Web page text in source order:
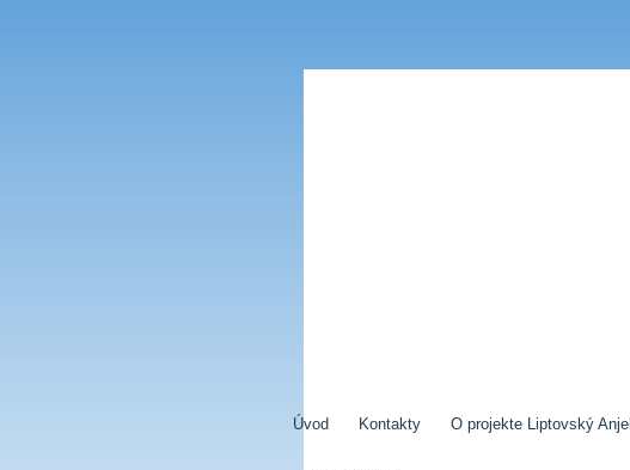
Úvod Kontakty O projekte Liptovský Anjel